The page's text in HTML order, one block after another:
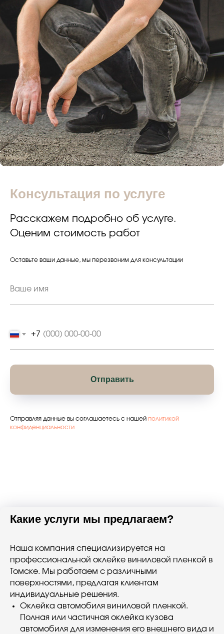
Консультация по услуге
Расскажем подробно об услуге.
Оценим стоимость работ
Оставьте ваши данные, мы перезвоним для консультации
+7
Отправить
Отправляя данные вы соглашаетесь с нашей политикой
конфиденциальности
Какие услуги мы предлагаем?
Наша компания специализируется на
профессиональной оклейке виниловой пленкой в
Томске. Мы работаем с различными
поверхностями, предлагая клиентам
индивидуальные решения.
Оклейка автомобиля виниловой пленкой.
Полная или частичная оклейка кузова
автомобиля для изменения его внешнего вида и